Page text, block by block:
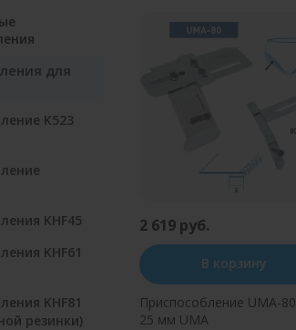
для
K523
KHF45
KHF61
KHF81
резинки)
2 619 руб.
В корзину
Приспособление UMA-
25 мм UMA